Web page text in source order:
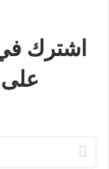
اشترك في
على
بريدك